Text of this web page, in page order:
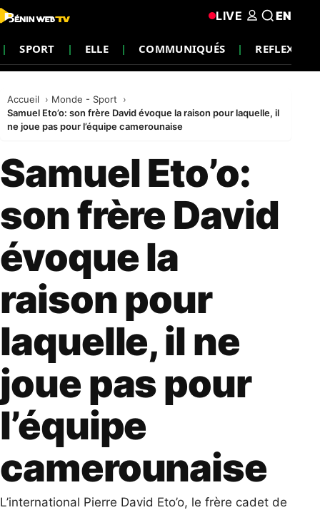
SPORT ELLE COMMUNIQUÉS REFLEXION
LIVE EN
Accueil
Monde - Sport
Samuel Eto’o: son frère David évoque la raison pour laquelle, il
ne joue pas pour l’équipe camerounaise
Samuel Eto’o:
son frère David
évoque la
raison pour
laquelle, il ne
joue pas pour
l’équipe
camerounaise
L’international Pierre David Eto’o, le frère cadet de